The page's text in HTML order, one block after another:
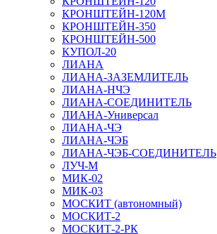
КРОНШТЕЙН-120М
КРОНШТЕЙН-350
КРОНШТЕЙН-500
КУПОЛ-20
ЛИАНА
ЛИАНА-ЗАЗЕМЛИТЕЛЬ
ЛИАНА-НЧЭ
ЛИАНА-СОЕДИНИТЕЛЬ
ЛИАНА-Универсал
ЛИАНА-ЧЭ
ЛИАНА-ЧЭБ
ЛИАНА-ЧЭБ-СОЕДИНИТЕЛЬ
ЛУЧ-М
МИК-02
МИК-03
МОСКИТ (автономный)
МОСКИТ-2
МОСКИТ-2-РК